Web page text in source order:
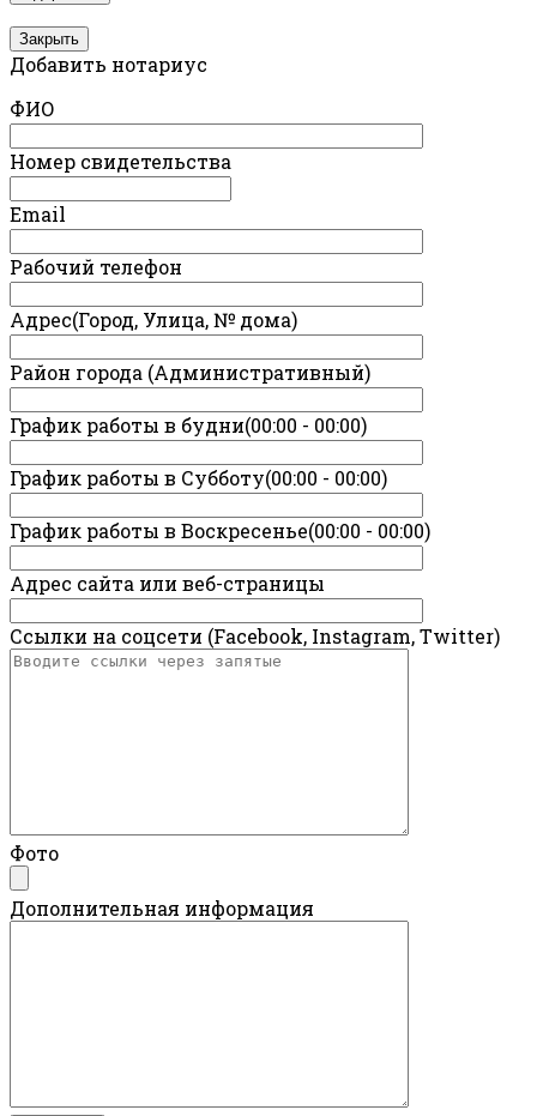
Закрыть
Добавить нотариус
ФИО
Номер свидетельства
Email
Рабочий телефон
Адрес(Город, Улица, № дома)
Район города (Административный)
График работы в будни(00:00 - 00:00)
График работы в Субботу(00:00 - 00:00)
График работы в Воскресенье(00:00 - 00:00)
Адрес сайта или веб-страницы
Ссылки на соцсети (Facebook, Instagram, Twitter)
Фото
Дополнительная информация